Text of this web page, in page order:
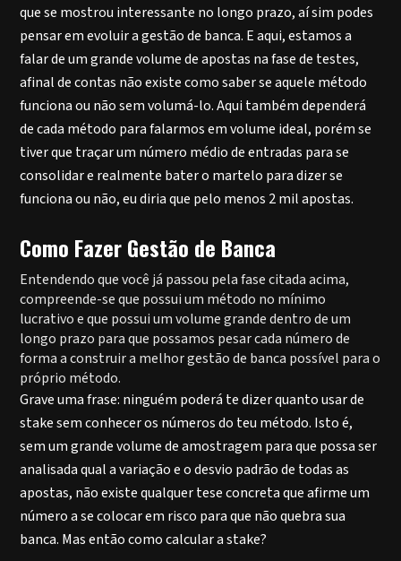
que se mostrou interessante no longo prazo, aí sim podes
pensar em evoluir a gestão de banca. E aqui, estamos a
falar de um grande volume de apostas na fase de testes,
afinal de contas não existe como saber se aquele método
funciona ou não sem volumá-lo. Aqui também dependerá
de cada método para falarmos em volume ideal, porém se
tiver que traçar um número médio de entradas para se
consolidar e realmente bater o martelo para dizer se
funciona ou não, eu diria que pelo menos 2 mil apostas.
Como Fazer Gestão de Banca
Entendendo que você já passou pela fase citada acima,
compreende-se que possui um método no mínimo
lucrativo e que possui um volume grande dentro de um
longo prazo para que possamos pesar cada número de
forma a construir a melhor gestão de banca possível para o
próprio método.
Grave uma frase: ninguém poderá te dizer quanto usar de
stake sem conhecer os números do teu método. Isto é,
sem um grande volume de amostragem para que possa ser
analisada qual a variação e o desvio padrão de todas as
apostas, não existe qualquer tese concreta que afirme um
número a se colocar em risco para que não quebra sua
banca. Mas então como calcular a stake?